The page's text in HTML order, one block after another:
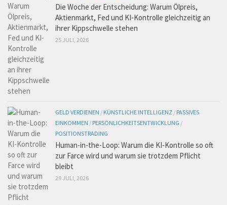
Die Woche der Entscheidung: Warum Ölpreis,
Aktienmarkt, Fed und KI-Kontrolle gleichzeitig an
ihrer Kippschwelle stehen
25 JULI, 2026
GELD VERDIENEN / KÜNSTLICHE INTELLIGENZ / PASSIVES
EINKOMMEN / PERSÖNLICHKEITSENTWICKLUNG /
POSITIONSTRADING
Human-in-the-Loop: Warum die KI-Kontrolle so oft
zur Farce wird und warum sie trotzdem Pflicht
bleibt
29 JULI, 2026